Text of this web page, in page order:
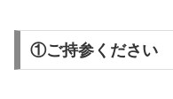
①ご持参ください